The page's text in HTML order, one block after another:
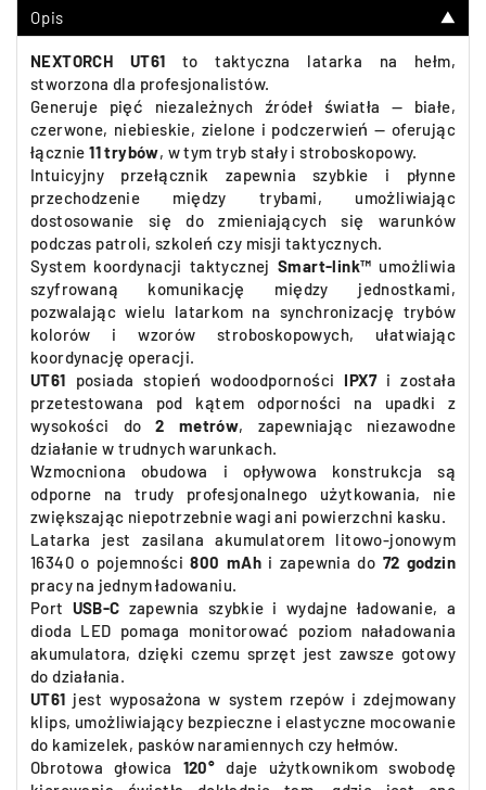
Opis ▼
NEXTORCH UT61 to taktyczna latarka na hełm,
stworzona dla profesjonalistów.
Generuje pięć niezależnych źródeł światła — białe,
czerwone, niebieskie, zielone i podczerwień — oferując
łącznie11 trybów, w tym tryb stały i stroboskopowy.
Intuicyjny przełącznik zapewnia szybkie i płynne
przechodzenie między trybami, umożliwiając
dostosowanie się do zmieniających się warunków
podczas patroli, szkoleń czy misji taktycznych.
System koordynacji taktycznej Smart-link™ umożliwia
szyfrowaną komunikację między jednostkami,
pozwalając wielu latarkom na synchronizację trybów
kolorów i wzorów stroboskopowych, ułatwiając
koordynację operacji.
UT61 posiada stopień wodoodporności IPX7i została
przetestowana pod kątem odporności na upadki z
wysokości do2 metrów, zapewniając niezawodne
działanie w trudnych warunkach.
Wzmocniona obudowa i opływowa konstrukcja są
odporne na trudy profesjonalnego użytkowania, nie
zwiększając niepotrzebnie wagi ani powierzchni kasku.
Latarka jest zasilana akumulatorem litowo-jonowym
16340 o pojemności800 mAh i zapewnia do 72 godzin
pracy na jednym ładowaniu.
Port USB-C zapewnia szybkie i wydajne ładowanie, a
dioda LED pomaga monitorować poziom naładowania
akumulatora, dzięki czemu sprzęt jest zawsze gotowy
do działania.
UT61 jest wyposażona w system rzepów i zdejmowany
klips, umożliwiający bezpieczne i elastyczne mocowanie
do kamizelek, pasków naramiennych czy hełmów.
Obrotowa głowica 120° daje użytkownikom swobodę